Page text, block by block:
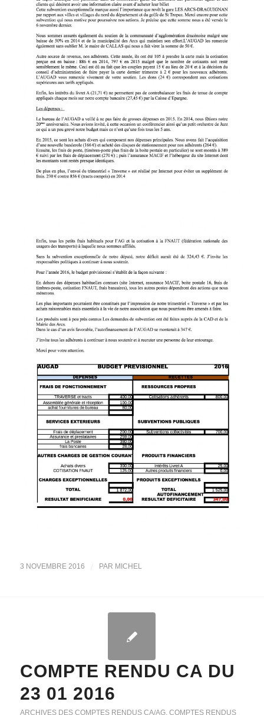
3 NOVEMBRE 2016 / PAR MICHEL
COMPTE RENDU CA DU
23 01 2016
ARCHIVES DES COMPTES RENDUS CA/AG, COMPTES RENDUS